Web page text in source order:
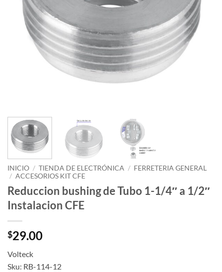
INICIO / TIENDA DE ELECTRÓNICA / FERRETERIA GENERAL
/ ACCESORIOS KIT CFE
Reduccion bushing de Tubo 1-1/4″ a 1/2″
Instalacion CFE
$29.00
Volteck
Sku: RB-114-12